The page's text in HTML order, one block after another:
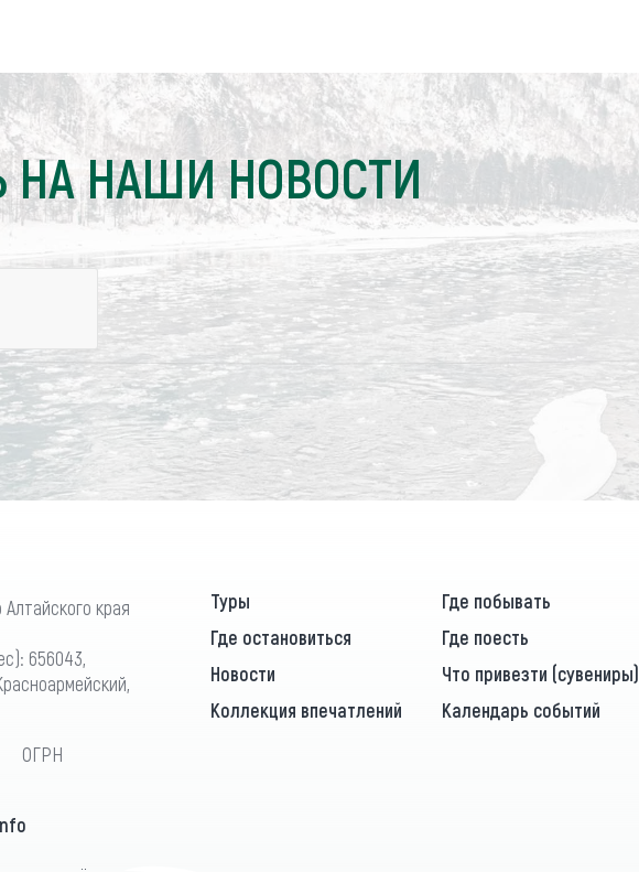
НАШИ НОВОСТИ
края
656043,
ОГРН
Туры Где побывать
Где остановиться
Где поесть
Новости
Что привезти (сувениры)
Коллекция впечатлений
Календарь событий